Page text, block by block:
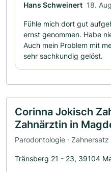
Hans Schweinert 18.
Fühle mich dort gut
ernst genommen. Habe
Auch mein Problem mit
sehr sachkundig gelöst.
Corinna Jokisch
Zahnärztin in
Parodontologie · Zahnersatz
Tränsberg 21 - 23, 39104